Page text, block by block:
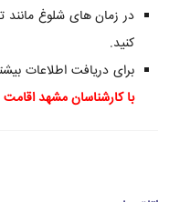
در زمان های شلوغ مانند
کنید.
برای دریافت اطلاعات
با کارشناسان مشهد اقامت